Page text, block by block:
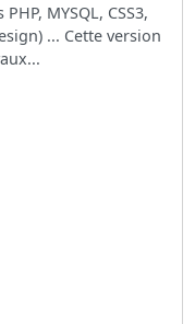
MYSQL, CSS3,
... Cette version